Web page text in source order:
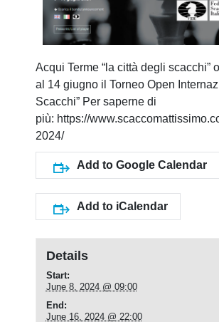
Acqui Terme “la città degli scacchi”
al 14 giugno il Torneo Open
Scacchi” Per saperne di
più: https://
2024/
Add to Google Calendar
Add to iCalendar
Details
Start:
June 8, 2024 @ 09:00
End:
June 16, 2024 @ 22:00